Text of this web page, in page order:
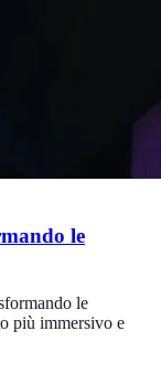
le
le
più immersivo e